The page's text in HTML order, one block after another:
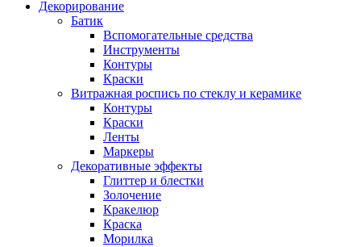
Декорирование
Батик
Вспомогательные средства
Инструменты
Контуры
Краски
Витражная роспись по стеклу и керамике
Контуры
Краски
Ленты
Маркеры
Декоративные эффекты
Глиттер и блестки
Золочение
Кракелюр
Краска
Морилка